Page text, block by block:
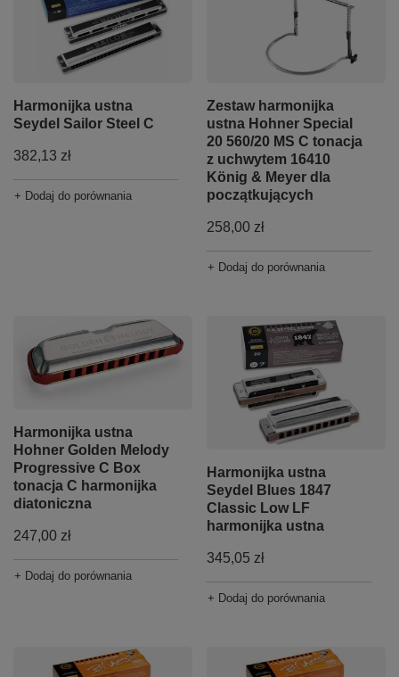
Harmonijka ustna
Seydel Sailor Steel C
382,13 zł
+ Dodaj do porównania
Zestaw harmonijka
ustna Hohner Special
20 560/20 MS C tonacja
z uchwytem 16410
König & Meyer dla
początkujących
258,00 zł
+ Dodaj do porównania
Harmonijka ustna
Hohner Golden Melody
Progressive C Box
tonacja C harmonijka
diatoniczna
247,00 zł
+ Dodaj do porównania
Harmonijka ustna
Seydel Blues 1847
Classic Low LF
harmonijka ustna
345,05 zł
+ Dodaj do porównania